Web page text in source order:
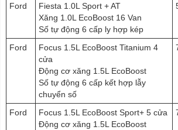
Ford
Fiesta 1.0L Sport + AT
Xăng 1.0L EcoBoost 16 Van
Số tự động 6 cấp ly hợp kép
Ford
Focus 1.5L EcoBoost Titanium 4
cửa
Động cơ xăng 1.5L EcoBoost
Số tự động 6 cấp kết hợp lẫy
chuyển số
Ford
Focus 1.5L EcoBoost Sport+ 5 cửa
Động cơ xăng 1.5L EcoBoost